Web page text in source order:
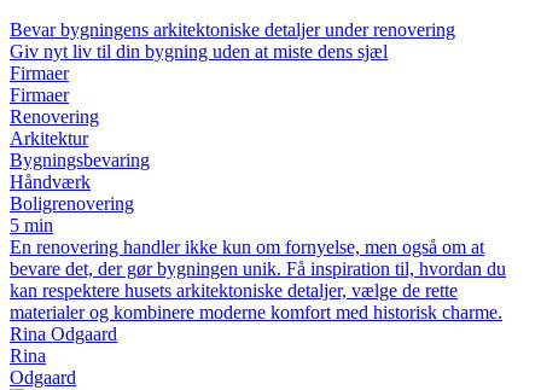
Bevar bygningens arkitektoniske detaljer under renovering
Giv nyt liv til din bygning uden at miste dens sjæl
Firmaer
Firmaer
Renovering
Arkitektur
Bygningsbevaring
Håndværk
Boligrenovering
5 min
En renovering handler ikke kun om fornyelse, men også om at
bevare det, der gør bygningen unik. Få inspiration til, hvordan du
kan respektere husets arkitektoniske detaljer, vælge de rette
materialer og kombinere moderne komfort med historisk charme.
Rina Odgaard
Rina
Odgaard